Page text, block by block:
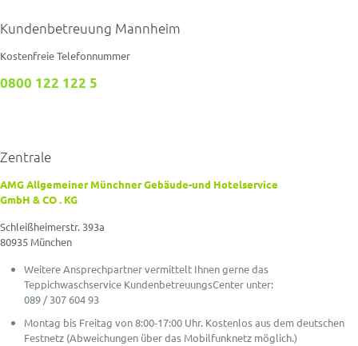
Kundenbetreuung Mannheim
Kostenfreie Telefonnummer
0800 122 122 5
Zentrale
AMG Allgemeiner Münchner Gebäude-und Hotelservice
GmbH & CO . KG
Schleißheimerstr. 393a
80935 München
Weitere Ansprechpartner vermittelt Ihnen gerne das
Teppichwaschservice KundenbetreuungsCenter unter:
089 / 307 604 93
Montag bis Freitag von 8:00-17:00 Uhr. Kostenlos aus dem deutschen
Festnetz (Abweichungen über das Mobilfunknetz möglich.)